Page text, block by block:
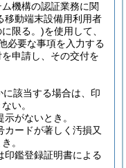
機構の認証業務に関
移動端末設備用利用者
限る。)を使用して、
必要な事項を入力する
申請し、その交付を
に該当する場合は、印
い。
がないとき。
ードが著しく汚損又
。
印鑑登録証明書による